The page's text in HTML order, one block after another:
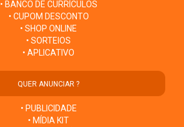
• BANCO DE CURRÍCULOS
• CUPOM DESCONTO
• SHOP ONLINE
• SORTEIOS
• APLICATIVO
QUER ANUNCIAR ?
• PUBLICIDADE
• MÍDIA KIT